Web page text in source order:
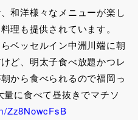
和洋様々なメニューが楽し
理も提供されています。
ベッセルイン中洲川端に朝
ど、明太子食べ放題かつレ
から食べられるので福岡っ
に食べて昼抜きでマチソ
Zz8NowcFsB